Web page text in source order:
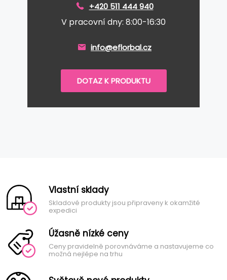
+420 511 444 940
V pracovní dny: 8:00-16:30
info@eflorbal.cz
DOTAZ K PRODUKTU
Vlastní sklady
Skladové produkty jsou připraveny k okamžité
expedici
Úžasně nízké ceny
Ceny pravidelně porovnáváme a nastavujeme co
možná nejlépe na trhu